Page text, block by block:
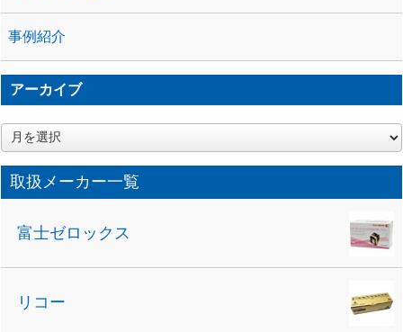
事例紹介
アーカイブ
ア
ー
カ
イ取扱メーカー一覧
富士ゼロックス
リコー